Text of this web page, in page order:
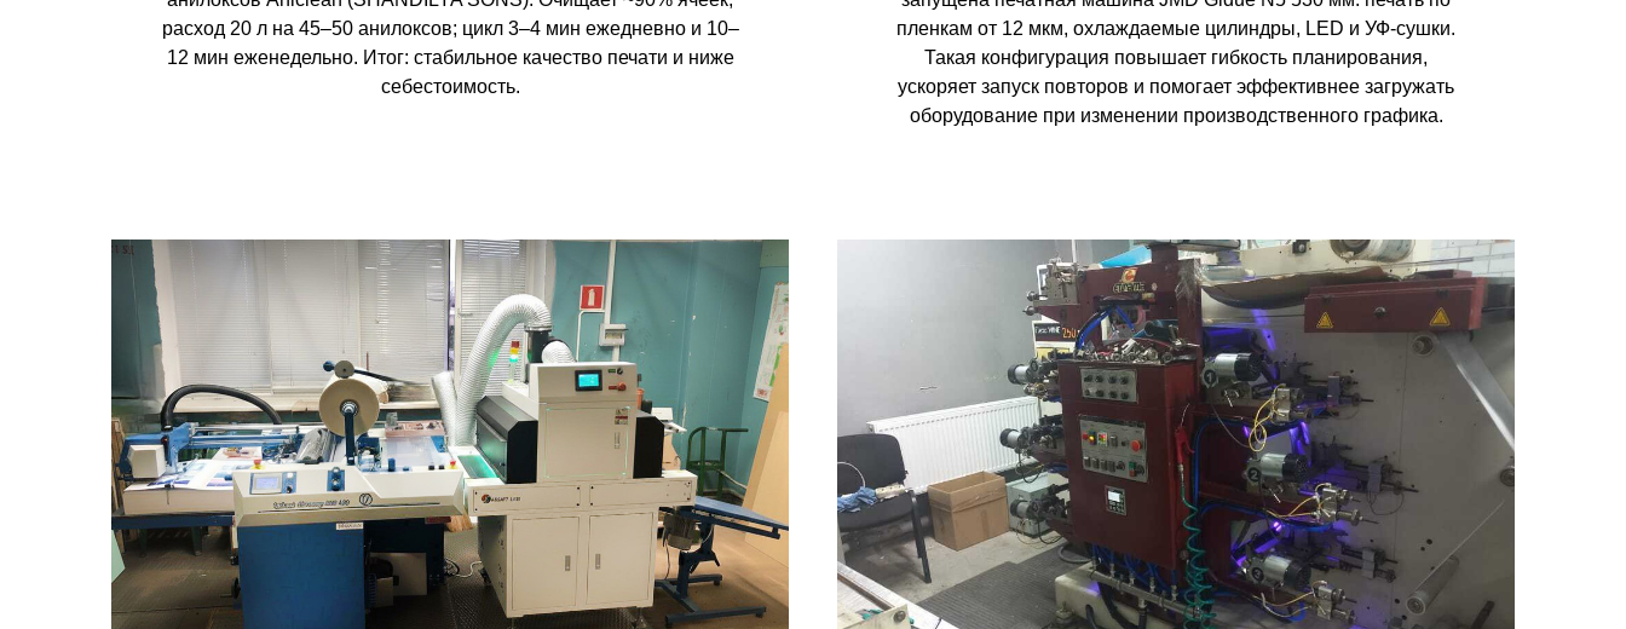
расход 20 л на 45–50 анилоксов; цикл 3–4 мин ежедневно и 10–
12 мин еженедельно. Итог: стабильное качество печати и ниже
себестоимость.
пленкам от 12 мкм, охлаждаемые цилиндры, LED и УФ-сушки.
Такая конфигурация повышает гибкость планирования,
ускоряет запуск повторов и помогает эффективнее загружать
оборудование при изменении производственного графика.